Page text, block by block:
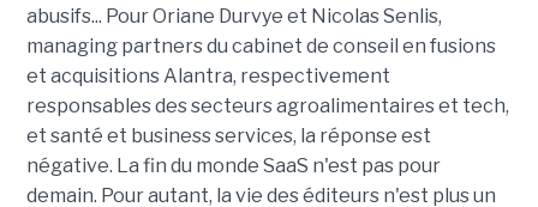
abusifs... Pour Oriane Durvye et Nicolas Senlis,
managing partners du cabinet de conseil en fusions
et acquisitions Alantra, respectivement
responsables des secteurs agroalimentaires et tech,
et santé et business services, la réponse est
négative. La fin du monde SaaS n'est pas pour
demain. Pour autant, la vie des éditeurs n'est plus un